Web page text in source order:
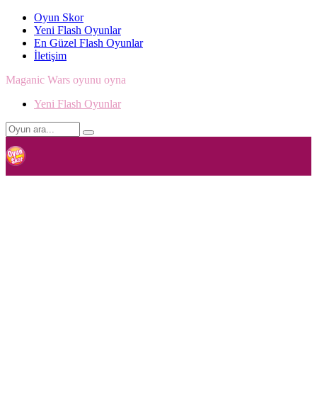
Oyun Skor
Yeni Flash Oyunlar
En Güzel Flash Oyunlar
İletişim
Maganic Wars oyunu oyna
Yeni Flash Oyunlar